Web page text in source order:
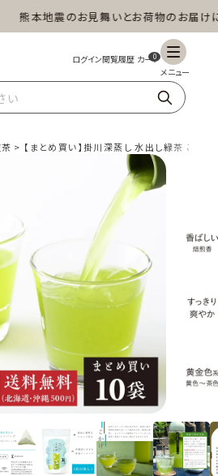
熊本地震のお見舞いとお荷物のお届けにつ
オンラインショップ 0
【まとめ買い】掛川深蒸し 水出し緑茶 こか